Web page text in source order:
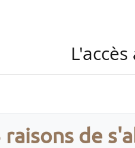
du mois
raisons de